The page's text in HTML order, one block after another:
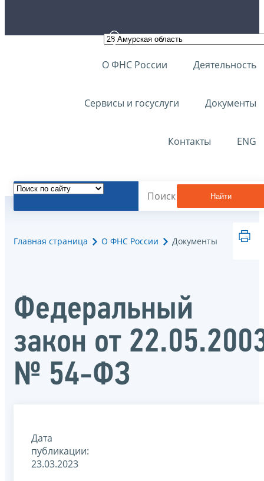
О ФНС России Деятельность
Сервисы и госуслуги Документы
Контакты ENG
Найти
Главная страница О ФНС России Документы
Федеральный
закон от
№ 54-ФЗ
Дата
публикации:
23.03.2023